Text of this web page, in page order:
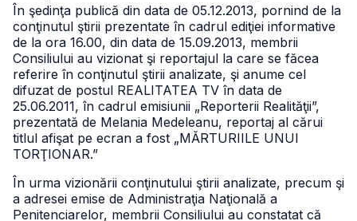
În şedinţa publică din data de 05.12.2013, pornind de la
conţinutul ştirii prezentate în cadrul ediţiei informative
de la ora 16.00, din data de 15.09.2013, membrii
Consiliului au vizionat şi reportajul la care se făcea
referire în conţinutul ştirii analizate, şi anume cel
difuzat de postul REALITATEA TV în data de
25.06.2011, în cadrul emisiunii „Reporterii Realităţii”,
prezentată de Melania Medeleanu, reportaj al cărui
titlul afişat pe ecran a fost „MĂRTURIILE UNUI
TORŢIONAR.”
În urma vizionării conţinutului ştirii analizate, precum şi
a adresei emise de Administraţia Naţională a
Penitenciarelor, membrii Consiliului au constatat că